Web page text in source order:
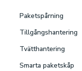
Paketspårning
Tillgångshantering
Tvätthantering
Smarta paketskåp